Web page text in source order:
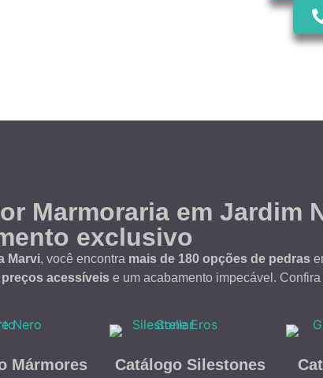
Marmoraria em Jardim
exclusivo
Marvi, você encontra mais de 180 opções de pedras
preços acessíveis e um acabamento impecável.
Mármores Catálogo Silestones